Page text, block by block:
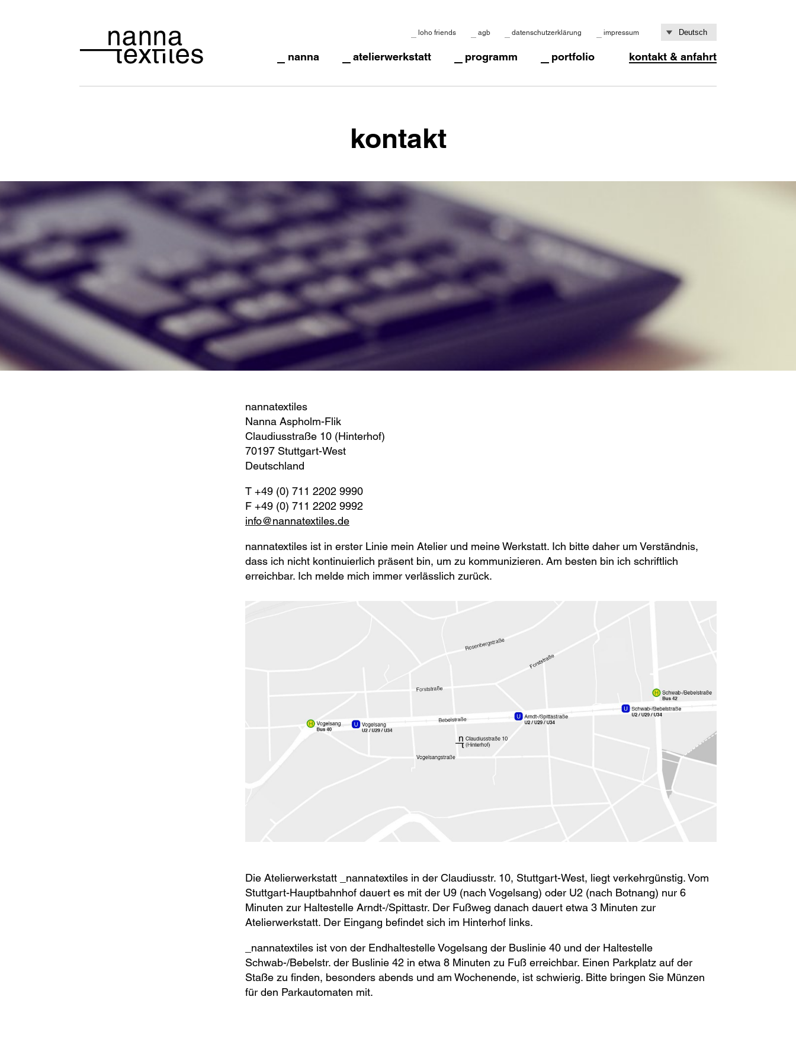
loho friends agb datenschutzerklärung impressum
nanna atelierwerkstatt programm portfolio kontakt & anfahrt
kontakt
nannatextiles
Nanna Aspholm-Flik
Claudiusstraße 10 (Hinterhof)
70197 Stuttgart-West
Deutschland
T +49 (0) 711 2202 9990
F +49 (0) 711 2202 9992
info@nannatextiles.de
nannatextiles ist in erster Linie mein Atelier und meine Werkstatt. Ich bitte daher um Verständnis,
dass ich nicht kontinuierlich präsent bin, um zu kommunizieren. Am besten bin ich schriftlich
erreichbar. Ich melde mich immer verlässlich zurück.
Die Atelierwerkstatt _nannatextiles in der Claudiusstr. 10, Stuttgart-West, liegt verkehrgünstig. Vom
Stuttgart-Hauptbahnhof dauert es mit der U9 (nach Vogelsang) oder U2 (nach Botnang) nur 6
Minuten zur Haltestelle Arndt-/Spittastr. Der Fußweg danach dauert etwa 3 Minuten zur
Atelierwerkstatt. Der Eingang befindet sich im Hinterhof links.
_nannatextiles ist von der Endhaltestelle Vogelsang der Buslinie 40 und der Haltestelle
Schwab-/Bebelstr. der Buslinie 42 in etwa 8 Minuten zu Fuß erreichbar. Einen Parkplatz auf der
Staße zu finden, besonders abends und am Wochenende, ist schwierig. Bitte bringen Sie Münzen
für den Parkautomaten mit.
newsletteranmeldung
Melden Sie sich kostenlos für meinen Newsletter an, um
aktuelle News und interessante Kurse nicht zu
verpassen. Den Newsletter erhalten Sie anschließend 1x
monatlich.
Nachname